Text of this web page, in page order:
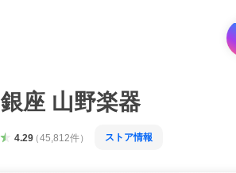
銀座 山野楽器
4.29（45,812件） ストア情報